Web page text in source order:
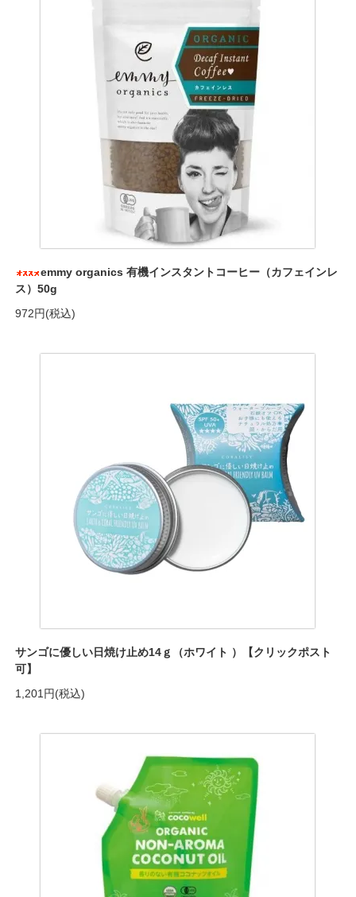
emmy organics 有機インスタントコーヒー（カフェインレ
ス）50g
972円(税込)
サンゴに優しい日焼け止め14ｇ（ホワイト ）【クリックポスト
可】
1,201円(税込)